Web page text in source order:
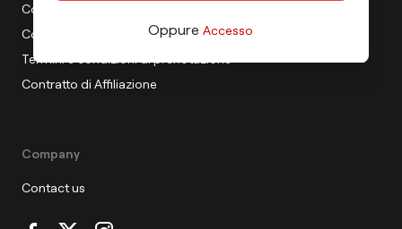
OppureAccesso
Condizioni di vendita
Condizioni di utilizzo
Termini e condizioni di prenotazione
Contratto di Affiliazione
Company
Contact us